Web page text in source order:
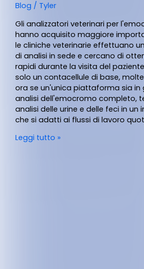
Blog / Tyler
Gli analizzatori veterinari per
hanno acquisito maggiore
le cliniche veterinarie effettuano
di analisi in sede e cercano di
rapidi durante la visita del
solo un contacellule di base,
ora se un'unica piattaforma sia in
analisi dell'emocromo completo,
analisi delle urine e delle feci in
che si adatti ai flussi di lavoro
Leggi tutto »